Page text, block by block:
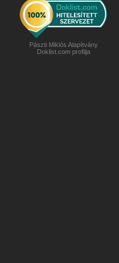
Pászti Miklós Alapítvány
Doklist.com profilja